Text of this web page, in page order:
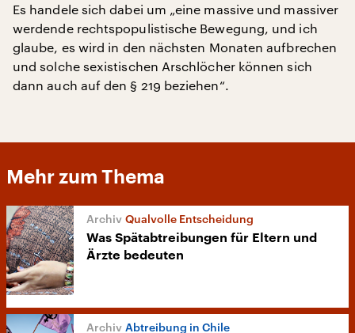
Es handele sich dabei um „eine massive und massiver
werdende rechtspopulistische Bewegung, und ich
glaube, es wird in den nächsten Monaten aufbrechen
und solche sexistischen Arschlöcher können sich
dann auch auf den § 219 beziehen“.
Mehr zum Thema
Qualvolle Entscheidung
Was Spätabtreibungen für Eltern und
Ärzte bedeuten
Abtreibung in Chile